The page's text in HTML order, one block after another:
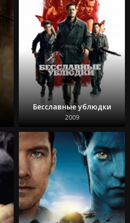
Бесславные ублюдки
2009